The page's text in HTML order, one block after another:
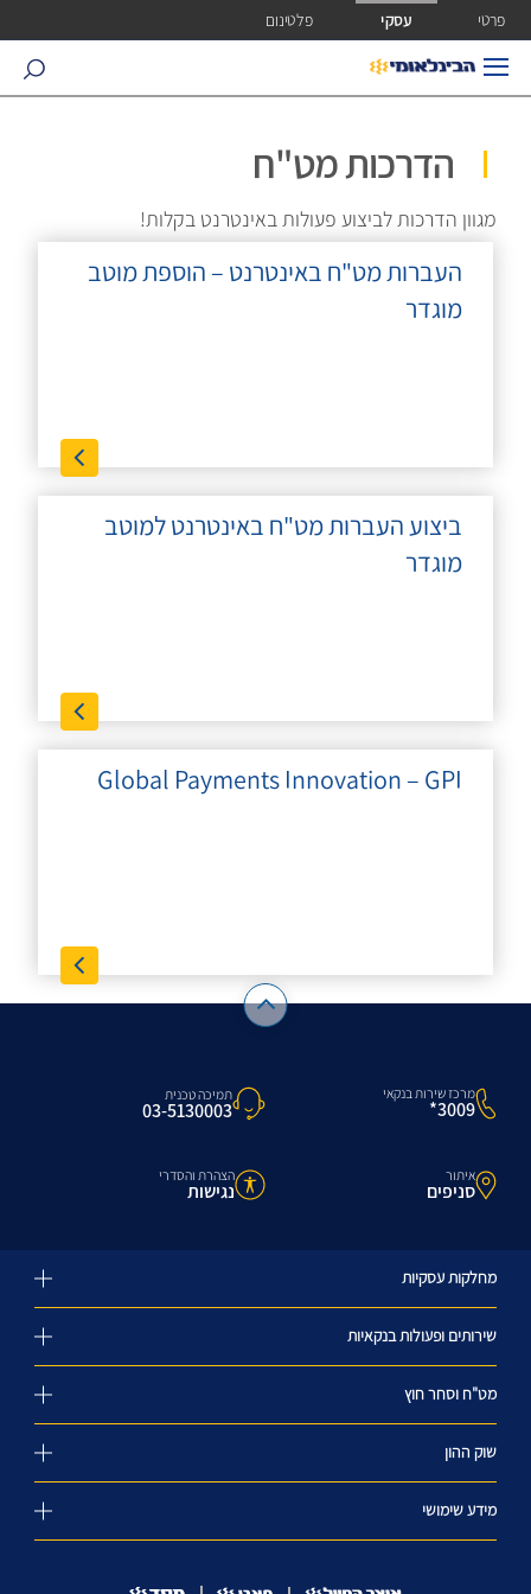
גישה ישירה לכפתור כניסה לחשבונך
פרטי עסקי פלטינום
search
הדרכות מט"ח
מגוון הדרכות לביצוע פעולות באינטרנט בקלות!
העברות מט"ח באינטרנט – הוספת מוטב
מוגדר
ביצוע העברות מט"ח באינטרנט למוטב
מוגדר
Global Payments Innovation – GPI
מרכז שירות בנקאי
3009*
תמיכה טכנית
03-5130003
איתור
סניפים
הצהרת והסדרי
נגישות
מחלקות עסקיות
שירותים ופעולות בנקאיות
מט"ח וסחר חוץ
שוק ההון
מידע שימושי